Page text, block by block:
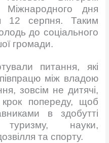
дня
12 серпня. Таким
до соціального
громади.
питання, які
між владою
зовсім не дитячі,
попереду, щоб
в здобутті
туризму, науки,
та спорту.